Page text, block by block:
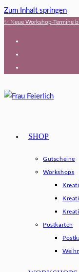
Zum Inhalt springen
✨ Neue Workshop-Termine
SHOP
Gutscheine
Workshops
Postkarten